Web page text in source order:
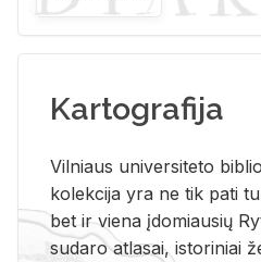
Kartografija
Vil­niaus uni­ver­si­te­to
ko­lek­ci­ja yra ne tik pati
bet ir vie­na įdo­miau­sių
su­da­ro at­la­sai, is­to­ri­niai